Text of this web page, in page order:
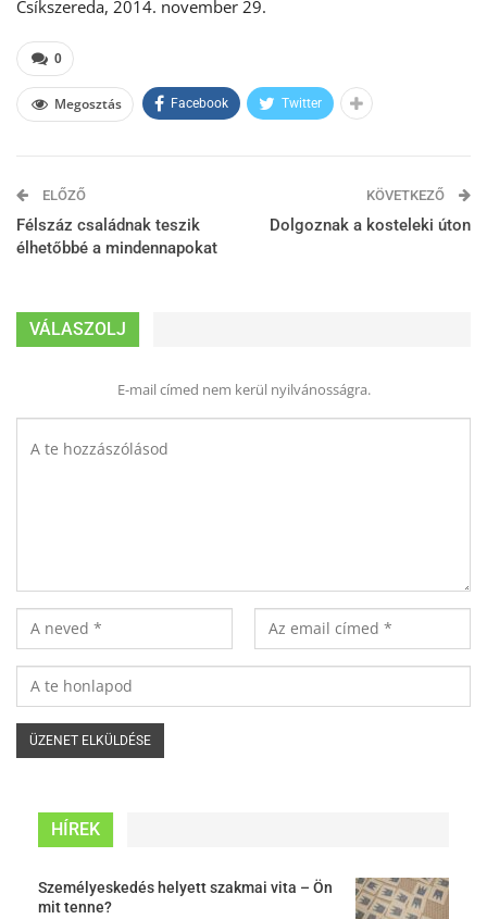
Csíkszereda, 2014. november 29.
0
Megosztás Facebook Twitter
ELŐZŐ
Félszáz családnak teszik
élhetőbbé a mindennapokat
KÖVETKEZŐ
Dolgoznak a kosteleki úton
VÁLASZOLJ
E-mail címed nem kerül nyilvánosságra.
HÍREK
Személyeskedés helyett szakmai vita – Ön
mit tenne?